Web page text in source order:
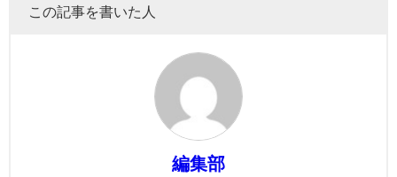
この記事を書いた人
編集部